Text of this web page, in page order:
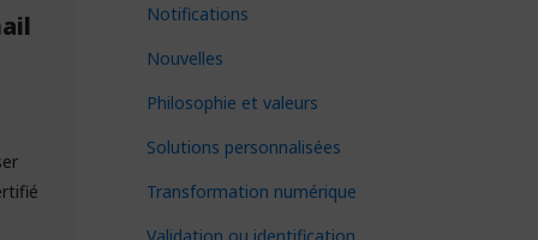
Notifications
Nouvelles
Philosophie et valeurs
Solutions personnalisées
Transformation numérique